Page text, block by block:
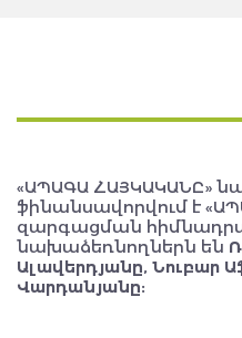
«ԱՊԱԳԱ ՀԱՅԿԱԿԱՆԸ»
ֆինանսավորվում է
զարգացման
նախաձեռնողներն են
Ալավերդյանը, Նուբար
Վարդանյանը: